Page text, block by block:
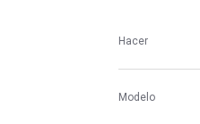
Hacer
Modelo